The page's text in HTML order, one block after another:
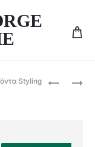
ORIFLAME
ORIFLAME
Styling